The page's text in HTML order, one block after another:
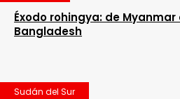
Éxodo rohingya: de Myanmar
Bangladesh
Sudán del Sur